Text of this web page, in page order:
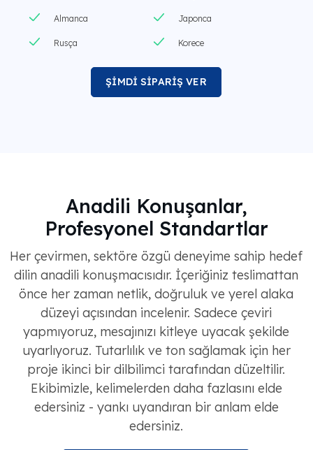
Almanca
Rusça
Japonca
Korece
ŞİMDİ SİPARİŞ VER
Anadili Konuşanlar,
Profesyonel Standartlar
Her çevirmen, sektöre özgü deneyime sahip hedef
dilin anadili konuşmacısıdır. İçeriğiniz teslimattan
önce her zaman netlik, doğruluk ve yerel alaka
düzeyi açısından incelenir. Sadece çeviri
yapmıyoruz, mesajınızı kitleye uyacak şekilde
uyarlıyoruz. Tutarlılık ve ton sağlamak için her
proje ikinci bir dilbilimci tarafından düzeltilir.
Ekibimizle, kelimelerden daha fazlasını elde
edersiniz - yankı uyandıran bir anlam elde
edersiniz.